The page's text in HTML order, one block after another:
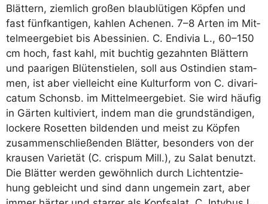
Blät­tern, ziem­lich gro­ßen blau­blü­ti­gen Köp­fen und
fast fünf­kan­ti­gen, kah­len Ache­nen. 7–8 Arten im Mit­
tel­meer­ge­biet bis Abes­si­ni­en. C. Endi­via L., 60–150
cm hoch, fast kahl, mit buch­tig gezahn­ten Blät­tern
und paa­ri­gen Blü­ten­stie­len, soll aus Ost­in­di­en stam­
men, ist aber viel­leicht eine Kul­tur­form von C. diva­ri­
ca­tum Schonsb. im Mit­tel­meer­ge­biet. Sie wird häu­fig
in Gär­ten kul­ti­viert, indem man die grund­stän­di­gen,
locke­re Roset­ten bil­den­den und meist zu Köp­fen
zusam­men­schlie­ßen­den Blät­ter, beson­ders von der
krau­sen Varie­tät (C. cris­pum Mill.), zu Salat benutzt.
Die Blät­ter wer­den gewöhn­lich durch Licht­ent­zie­
hung gebleicht und sind dann unge­mein zart, aber